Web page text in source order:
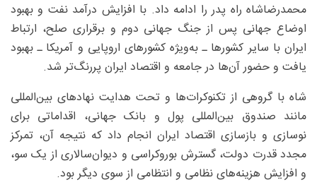
محمدرضاشاه راه پدر را ادامه داد. با افزایش درآمد نفت و بهبود
اوضاع جهانی پس از جنگ جهانی دوم و برقراری صلح، ارتباط
ایران با سایر کشورها ـ به‌ویژه کشورهای اروپایی و آمریکا ـ بهبود
یافت و حضور آن‌ها در جامعه و اقتصاد ایران پررنگ‌تر شد.
شاه با گروهی از تکنوکرات‌ها و تحت هدایت نهادهای بین‌المللی
مانند صندوق بین‌المللی پول و بانک جهانی، اقداماتی برای
نوسازی و بازسازی اقتصاد ایران انجام داد که نتیجه آن، تمرکز
مجدد قدرت دولت، گسترش بوروکراسی و دیوان‌سالاری از یک سو،
و افزایش هزینه‌های نظامی و انتظامی از سوی دیگر بود.